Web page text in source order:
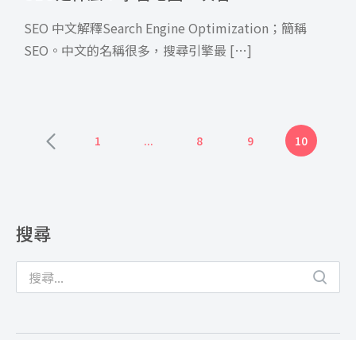
SEO 中文解釋Search Engine Optimization；簡稱
SEO。中文的名稱很多，搜尋引擎最 […]
1 ... 8 9 10
搜尋